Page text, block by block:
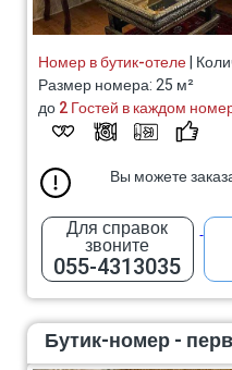
Номер в бутик-отеле|
Размер номера: 25 м²
до2 Гостей в каждом
Вы можете
Для справок
звоните
055-4313035
Бутик-номер -